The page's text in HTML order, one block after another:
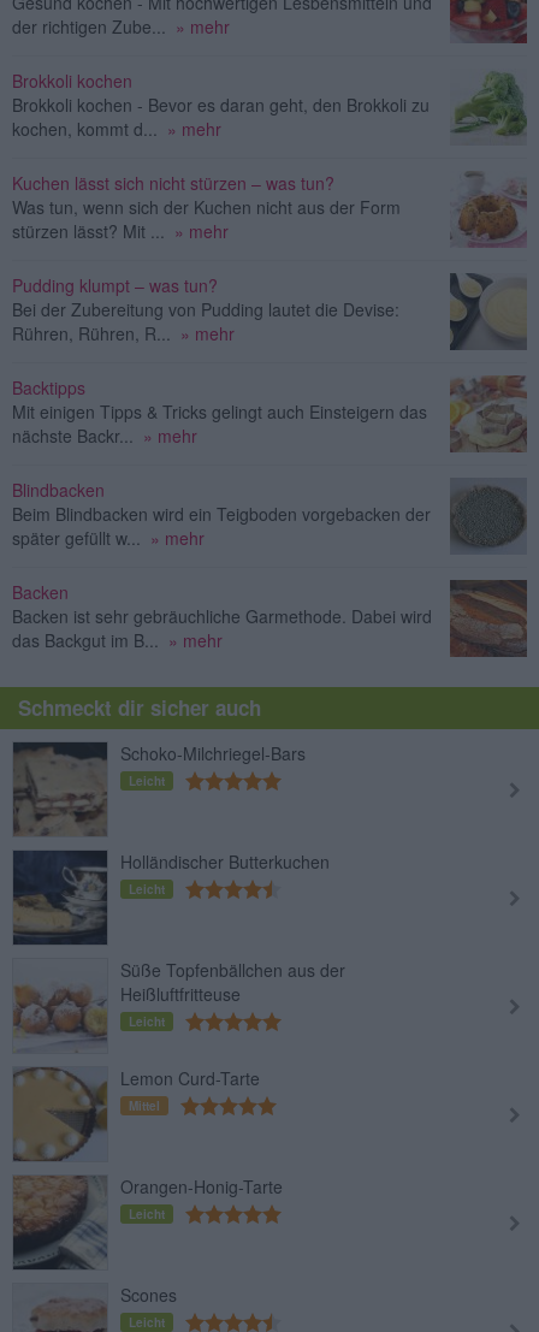
der richtigen Zube...
» mehr
Brokkoli kochen
Brokkoli kochen - Bevor es daran geht, den Brokkoli zu
kochen, kommt d...
» mehr
Kuchen lässt sich nicht stürzen – was tun?
Was tun, wenn sich der Kuchen nicht aus der Form
stürzen lässt? Mit ...
» mehr
Pudding klumpt – was tun?
Bei der Zubereitung von Pudding lautet die Devise:
Rühren, Rühren, R...
» mehr
Backtipps
Mit einigen Tipps & Tricks gelingt auch Einsteigern das
nächste Backr...
» mehr
Blindbacken
Beim Blindbacken wird ein Teigboden vorgebacken der
später gefüllt w...
» mehr
Backen
Backen ist sehr gebräuchliche Garmethode. Dabei wird
das Backgut im B...
» mehr
Schmeckt dir sicher auch
Schoko-Milchriegel-Bars
Leicht
Holländischer Butterkuchen
Leicht
Süße Topfenbällchen aus der
Heißluftfritteuse
Leicht
Lemon Curd-Tarte
Mittel
Orangen-Honig-Tarte
Leicht
Scones
Leicht